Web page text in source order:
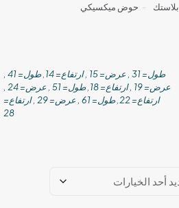
بلاستك - حوض ميكسيكي
طول= 31 , عرض= 15 , ارتفاع= 14 ,
عرض= 19 , ارتفاع= 18
,
ارتفاع= 22
,
طول= 61 , عرض= 29 , ارتفاع=
28